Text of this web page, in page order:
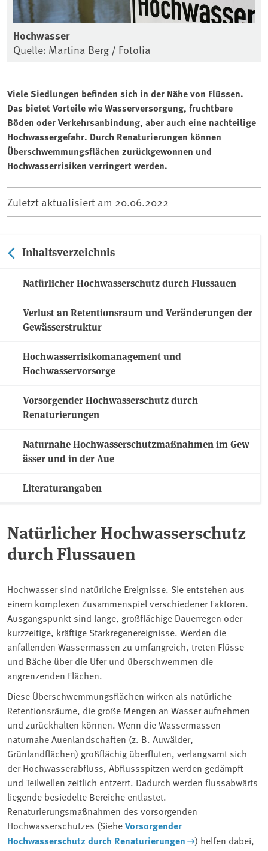
Hochwasser
Quelle: Martina Berg / Fotolia
Viele Siedlungen befinden sich in der Nähe von Flüssen.
Das bietet Vorteile wie Wasserversorgung, fruchtbare
Böden oder Verkehrsanbindung, aber auch eine nachteilige
Hochwassergefahr. Durch Renaturierungen können
Überschwemmungsflächen zurückgewonnen und
Hochwasserrisiken verringert werden.
Zuletzt aktualisiert am 20.06.2022
Inhaltsverzeichnis
Natürlicher Hochwasserschutz durch Flussauen
Verlust an Retentionsraum und Veränderungen der
Gewässerstruktur
Hochwasserrisikomanagement und
Hochwasservorsorge
Vorsorgender Hochwasserschutz durch
Renaturierungen
Naturnahe Hochwasserschutzmaßnahmen im Gew
ässer und in der Aue
Literaturangaben
Natürlicher Hochwasserschutz
durch Flussauen
Hochwasser sind natürliche Ereignisse. Sie entstehen aus
einem komplexen Zusammenspiel verschiedener Faktoren.
Ausgangspunkt sind lange, großflächige Dauerregen oder
kurzzeitige, kräftige Starkregenereignisse. Werden die
anfallenden Wassermassen zu umfangreich, treten Flüsse
und Bäche über die Ufer und überschwemmen die
angrenzenden Flächen.
Diese Überschwemmungsflächen wirken als natürliche
Retentionsräume, die große Mengen an Wasser aufnehmen
und zurückhalten können. Wenn die Wassermassen
naturnahe Auenlandschaften (z. B. Auwälder,
Grünlandflächen) großflächig überfluten, verlangsamt sich
der Hochwasserabfluss, Abflussspitzen werden gedämpft
und Teilwellen zeitlich entzerrt. Dadurch werden flussabwärts
liegende besiedelte Bereiche entlastet.
Renaturierungsmaßnahmen des vorsorgenden
Hochwasserschutzes (SieheVorsorgender
Hochwasserschutz durch Renaturierungen
) helfen dabei,